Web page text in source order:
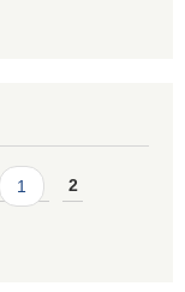
1 2